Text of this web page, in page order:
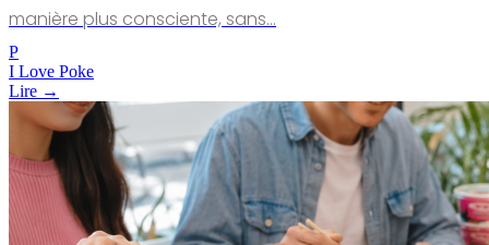
manière plus consciente, sans…
P
I Love Poke
Lire →